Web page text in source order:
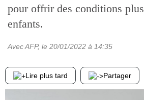
pour offrir des conditions plus
enfants.
Avec AFP, le 20/01/2022 à 14:35
Lire plus tard Partager